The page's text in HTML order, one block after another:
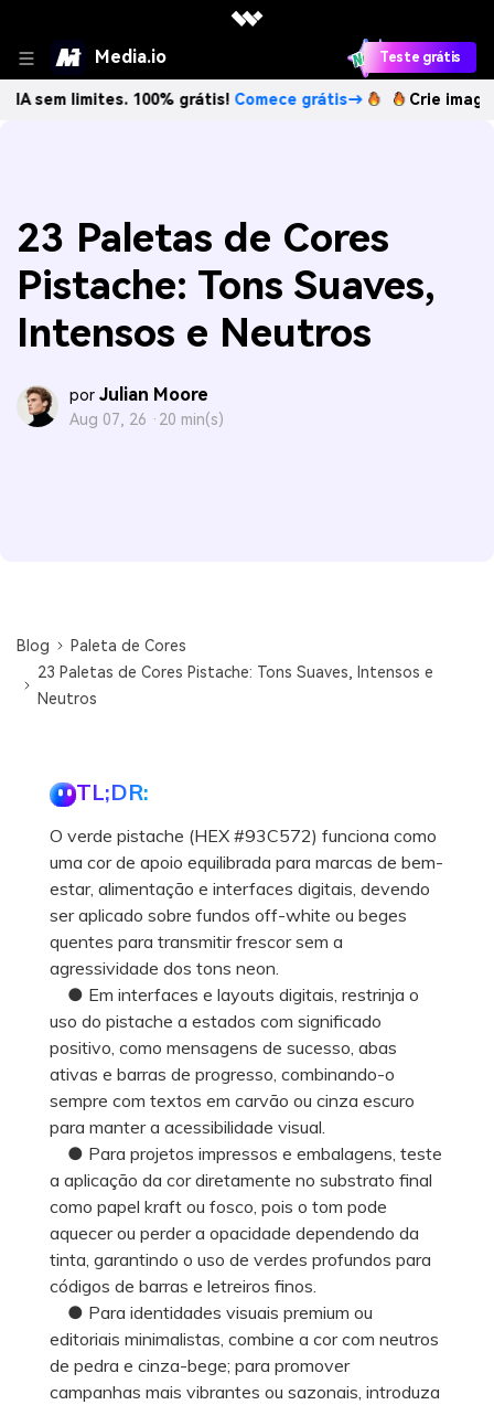
Media.io Teste grátis
100% grátis!Comece grátis→ Crie imagens com
23 Paletas de Cores
Pistache: Tons Suaves,
Intensos e Neutros
por Julian Moore
Aug 07, 26 · 20 min(s)
Blog
Paleta de Cores
23 Paletas de Cores Pistache: Tons Suaves, Intensos e
Neutros
TL;DR:
O verde pistache (HEX #93C572) funciona como
uma cor de apoio equilibrada para marcas de bem-
estar, alimentação e interfaces digitais, devendo
ser aplicado sobre fundos off-white ou beges
quentes para transmitir frescor sem a
agressividade dos tons neon.
● Em interfaces e layouts digitais, restrinja o
uso do pistache a estados com significado
positivo, como mensagens de sucesso, abas
ativas e barras de progresso, combinando-o
sempre com textos em carvão ou cinza escuro
para manter a acessibilidade visual.
● Para projetos impressos e embalagens, teste
a aplicação da cor diretamente no substrato final
como papel kraft ou fosco, pois o tom pode
aquecer ou perder a opacidade dependendo da
tinta, garantindo o uso de verdes profundos para
códigos de barras e letreiros finos.
● Para identidades visuais premium ou
editoriais minimalistas, combine a cor com neutros
de pedra e cinza-bege; para promover
campanhas mais vibrantes ou sazonais, introduza